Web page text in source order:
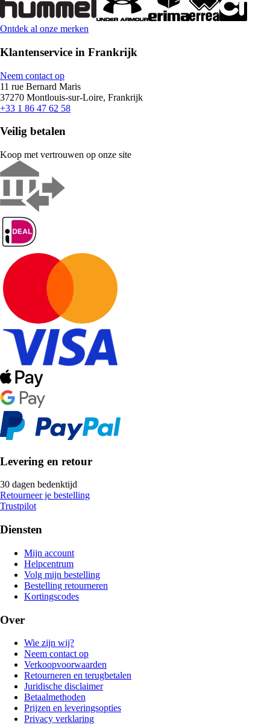
Ontdek al onze merken
Klantenservice in Frankrijk
Neem contact op
11 rue Bernard Maris
37270 Montlouis-sur-Loire, Frankrijk
+33 1 86 47 62 58
Veilig betalen
Koop met vertrouwen op onze site
Levering en retour
30 dagen bedenktijd
Retourneer je bestelling
Trustpilot
Diensten
Mijn account
Helpcentrum
Volg mijn bestelling
Bestelling retourneren
Kortingscodes
Over
Wie zijn wij?
Neem contact op
Verkoopvoorwaarden
Retourneren en terugbetalen
Juridische disclaimer
Betaalmethoden
Prijzen en leveringsopties
Privacy verklaring